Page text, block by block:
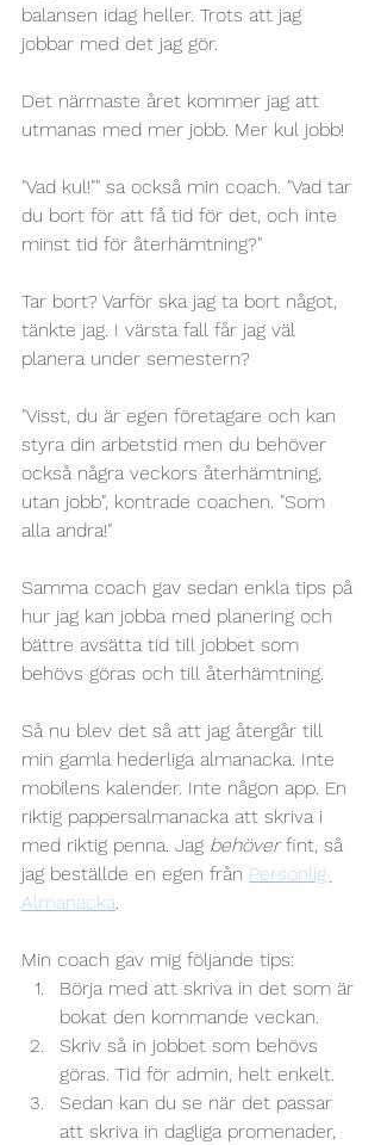
balansen idag heller. Trots att jag
jobbar med det jag gör.
Det närmaste året kommer jag att
utmanas med mer jobb. Mer kul jobb!
"Vad kul!"" sa också min coach. "Vad tar
du bort för att få tid för det, och inte
minst tid för återhämtning?"
Tar bort? Varför ska jag ta bort något,
tänkte jag. I värsta fall får jag väl
planera under semestern?
"Visst, du är egen företagare och kan
styra din arbetstid men du behöver
också några veckors återhämtning,
utan jobb", kontrade coachen. "Som
alla andra!"
Samma coach gav sedan enkla tips på
hur jag kan jobba med planering och
bättre avsätta tid till jobbet som
behövs göras och till återhämtning.
Så nu blev det så att jag återgår till
min gamla hederliga almanacka. Inte
mobilens kalender. Inte någon app. En
riktig pappersalmanacka att skriva i
med riktig penna. Jag behöver fint, så
jag beställde en egen från Personlig
Almanacka.
Min coach gav mig följande tips:
Börja med att skriva in det som är
bokat den kommande veckan.
Skriv så in jobbet som behövs
göras. Tid för admin, helt enkelt.
Sedan kan du se när det passar
att skriva in dagliga promenader,